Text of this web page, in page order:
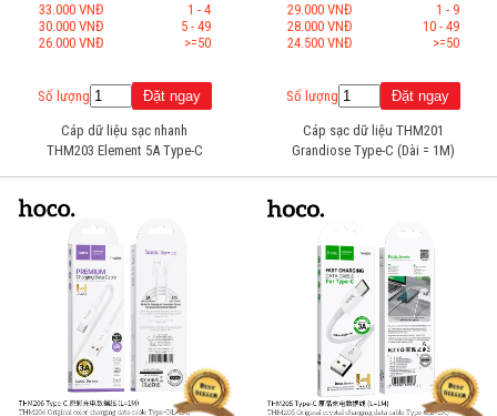
33.000 VNĐ
30.000 VNĐ
26.000 VNĐ
1 - 4
5 - 49
>=50
Số lượng
Cáp dữ liệu sạc nhanh
THM203 Element 5A Type-C
29.000 VNĐ
28.000 VNĐ
24.500 VNĐ
1 - 9
10 - 49
>=50
Số lượng
Cáp sạc dữ liệu THM201
Grandiose Type-C (Dài = 1M)